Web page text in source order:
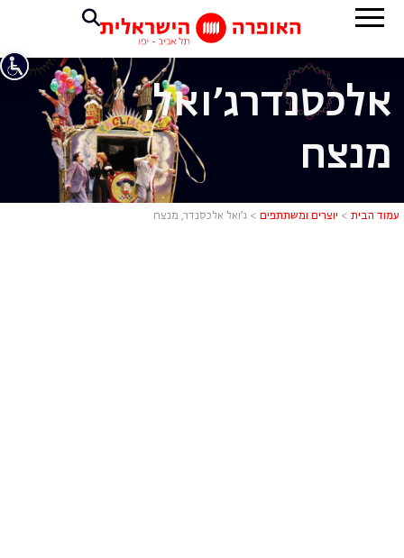
ג'ואל
אלכסנדרג'ואל,
מנצח
עמוד הבית > יוצרים ומשתתפים > ג’ואל אלכסנדר, מנצח